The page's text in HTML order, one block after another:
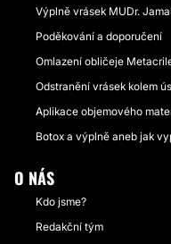
Výplně vrásek MUDr.
Poděkování a doporučení
Omlazení obličeje
Odstranění vrásek kolem
Aplikace objemového
Botox a výplně aneb jak
O NÁS
Kdo jsme?
Redakční tým